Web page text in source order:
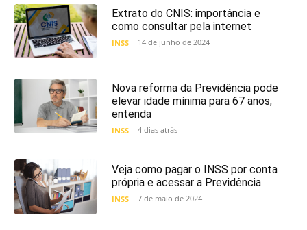
Extrato do CNIS: importância e
como consultar pela internet
INSS 14 de junho de 2024
Nova reforma da Previdência pode
elevar idade mínima para 67 anos;
entenda
INSS 4 dias atrás
Veja como pagar o INSS por conta
própria e acessar a Previdência
INSS 7 de maio de 2024